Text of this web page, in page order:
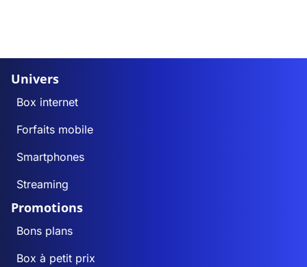
Univers
Box internet
Forfaits mobile
Smartphones
Streaming
Promotions
Bons plans
Box à petit prix